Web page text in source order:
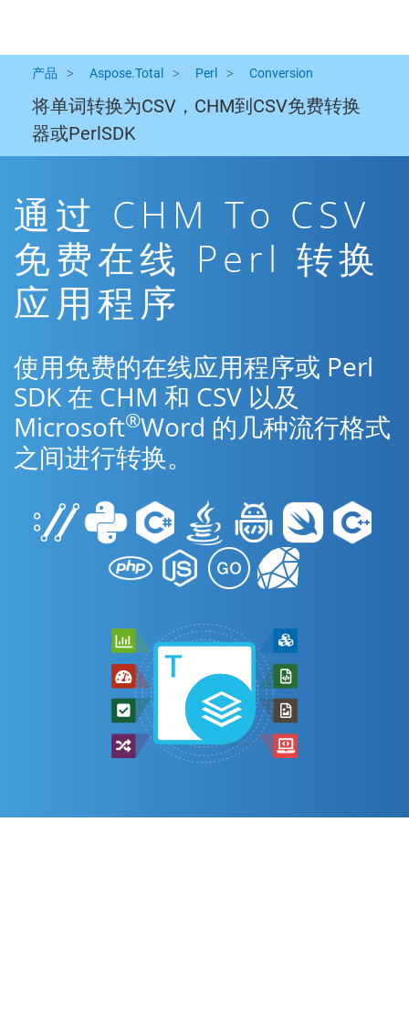
产品 Aspose.Total Perl Conversion
将单词转换为CSV，CHM到CSV免费转换
器或PerlSDK
通过 CHM To CSV
免费在线 Perl 转换
应用程序
使用免费的在线应用程序或 Perl
SDK 在 CHM 和 CSV 以及
Microsoft®Word 的几种流行格式
之间进行转换。